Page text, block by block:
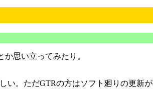
思い立ってみたり。
い。ただGTRの方はソフト廻りの更新